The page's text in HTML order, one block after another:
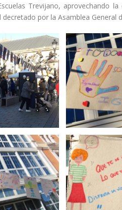
Trevijano, aprovechando
decretado por la Asamblea General